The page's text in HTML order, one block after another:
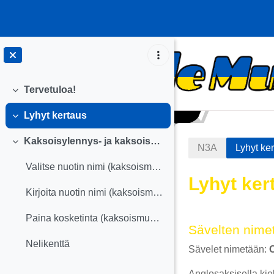
Tiivistä
Tervetuloa!
Tiivistä
Lyhyt kertaus
Tiivistä
Kaksoisylennys- ja kaksoisalennusmerkki
Valitse nuotin nimi (kaksoismuunnokset)
Kirjoita nuotin nimi (kaksoismuunnokset)
Paina kosketinta (kaksoismuunnokset)
Nelikenttä
N3A Lyhyt
Lyhyt
Osion
Sävelten
Sävelet nimetään: